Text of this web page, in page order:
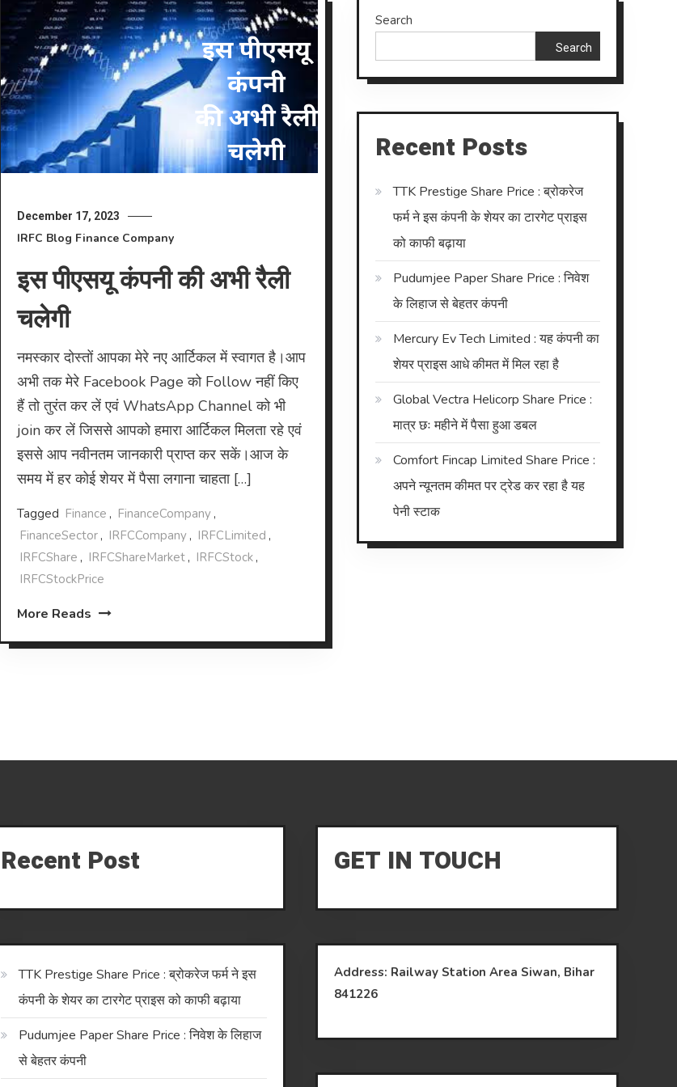
December 17, 2023
IRFC Blog Finance Company
इस पीएसयू कंपनी की अभी रैली
चलेगी
नमस्कार दोस्तों आपका मेरे नए आर्टिकल में स्वागत है।आप
अभी तक मेरे Facebook Page को Follow नहीं किए
हैं तो तुरंत कर लें एवं WhatsApp Channel को भी
join कर लें जिससे आपको हमारा आर्टिकल मिलता रहे एवं
इससे आप नवीनतम जानकारी प्राप्त कर सकें।आज के
समय में हर कोई शेयर में पैसा लगाना चाहता […]
Tagged Finance , FinanceCompany ,
FinanceSector , IRFCCompany , IRFCLimited ,
IRFCShare , IRFCShareMarket , IRFCStock ,
IRFCStockPrice
More Reads
Search
Search
Recent Posts
TTK Prestige Share Price : ब्रोकरेज
फर्म ने इस कंपनी के शेयर का टारगेट प्राइस
को काफी बढ़ाया
Pudumjee Paper Share Price : निवेश
के लिहाज से बेहतर कंपनी
Mercury Ev Tech Limited : यह कंपनी का
शेयर प्राइस आधे कीमत में मिल रहा है
Global Vectra Helicorp Share Price :
मात्र छः महीने में पैसा हुआ डबल
Comfort Fincap Limited Share Price :
अपने न्यूनतम कीमत पर ट्रेड कर रहा है यह
पेनी स्टाक
Recent Post
TTK Prestige Share Price : ब्रोकरेज फर्म ने इस
कंपनी के शेयर का टारगेट प्राइस को काफी बढ़ाया
Pudumjee Paper Share Price : निवेश के लिहाज
से बेहतर कंपनी
GET IN TOUCH
Address: Railway Station Area Siwan, Bihar
841226